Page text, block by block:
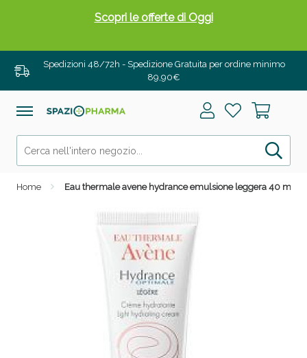
Spedizioni 48/72h - Spedizione Gratuita per ordine minimo
89,90€
Home Eau thermale avene hydrance emulsione leggera 40 ml
Scopri le offerte di Oggi
Drenanti e Pancia Piatta: Sconti fino al 55% validi
solo per OGGI!